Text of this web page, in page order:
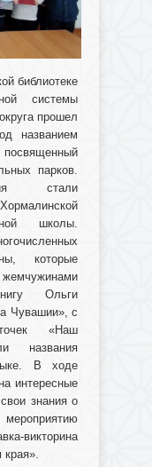
библиотеке
системы
прошел
названием
парков.
стали
школы.
которые
Ольги
Чувашии», с
«Наш
названия
В ходе
интересные
знания о
мероприятию
викторина